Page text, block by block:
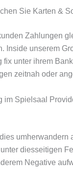
Sie Karten &
Zahlungen
Inside unserem
unter ihrem
zeitnah oder
im Spielsaal
umherwandern
diesseitigen
Negative